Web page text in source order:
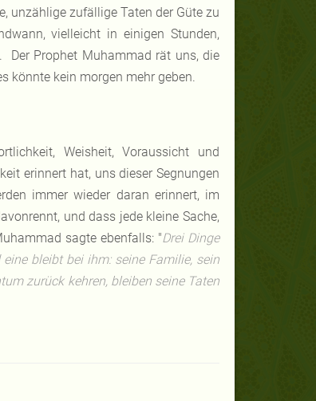
unzählige zufällige Taten der Güte zu
vielleicht in einigen Stunden,
Der Prophet Muhammad rät uns, die
könnte kein morgen mehr geben.
Weisheit, Voraussicht und
erinnert hat, uns dieser Segnungen
immer wieder daran erinnert, im
und dass jede kleine Sache,
sagte ebenfalls: "Drei Dinge
bleibt bei ihm: seine Familie, sein
zurück kehren, bleiben seine Taten